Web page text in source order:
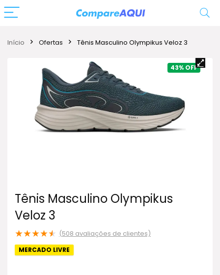
Início Ofertas Tênis Masculino Olympikus Veloz 3
43%
Tênis Masculino Olympikus
Veloz 3
★★★★★ (508 avaliações de clientes)
MERCADO LIVRE